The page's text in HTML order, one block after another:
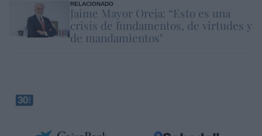
RELACIONADO
Jaime Mayor Oreja: “Esto es una
crisis de fundamentos, de virtudes y
de mandamientos"